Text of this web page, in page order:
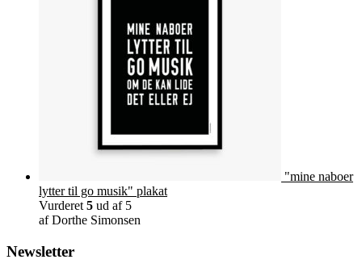
"mine naboer
lytter til go musik" plakat
Vurderet 5 ud af 5
af Dorthe Simonsen
Newsletter